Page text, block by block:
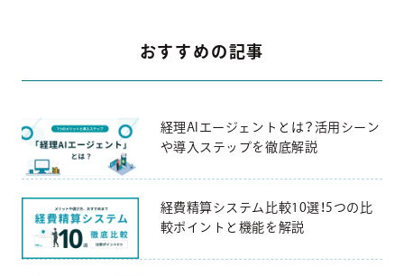
おすすめの記事
経理AIエージェントとは？活用シーン
や導入ステップを徹底解説
経費精算システム比較10選！5つの比
較ポイントと機能を解説